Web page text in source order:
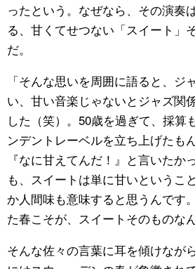
ったという。なぜなら、その演奏
る、甘くてせつない「スイート」
だ。
「そんな思いを周囲に語ると、ジ
い、甘い音楽じゃないとジャズ関
した（笑）。50歳を過ぎて、採算
ンデントレーベルを立ち上げたも
『なに甘えてんだ！』と言いたか
も、スイートは単に甘いというこ
か人間味も意味すると思うんです
た春こそが、スイートそのものな
そんな佐々の言葉に耳を傾けなが